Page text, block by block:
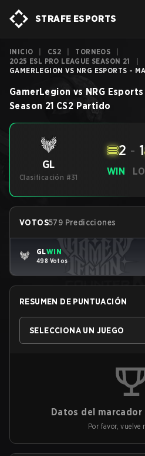
STRAFE ESPORTS
INICIO CS2 TORNEOS
2025 ESL PRO LEAGUE SEASON 21
GAMERLEGION VS NRG ESPORTS -
GamerLegion vs NRG Esports
Season 21 CS2 Partido
GL
Clasificación #31
WIN
2 - 1
VOTOS579 Predicciones
GLWIN
498 Votos
RESUMEN DE PUNTUACIÓN
SELECCIONA UN JUEGO
Datos del
Por favor, vuelve